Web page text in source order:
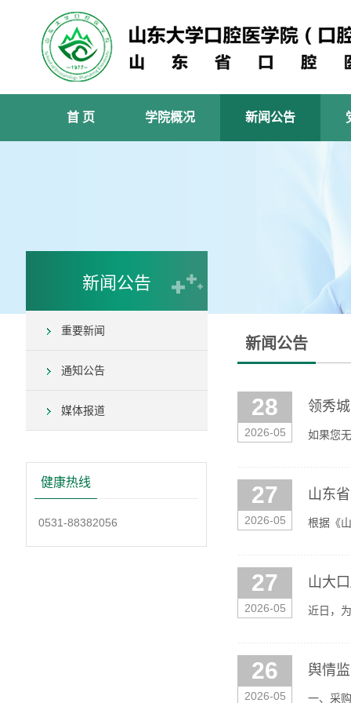
首 页 学院概况 新闻公告
新闻公告
重要新闻
通知公告
媒体报道
健康热线
0531-88382056
新闻公告
28
2026-05
领秀
如果您
27
2026-05
山东
根据《
27
2026-05
山大
近日，
26
2026-05
舆情
一、采